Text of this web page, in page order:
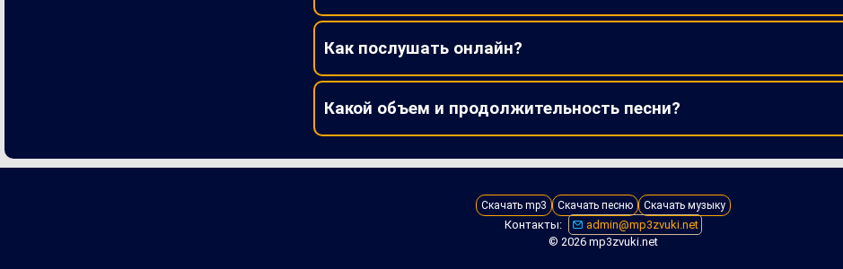
Как послушать онлайн?
Какой объем и продолжительность песни?
Скачать mp3 Скачать песню Скачать музыку
Контакты:
admin@mp3zvuki.net
© 2026 mp3zvuki.net